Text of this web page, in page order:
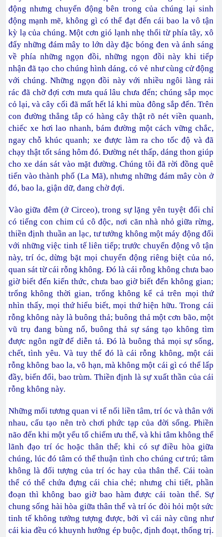
động nhưng chuyển động bên trong của chúng lại sinh
động mạnh mẽ, không gì có thể đạt đến cái bao la vô tận
kỳ lạ của chúng. Một cơn gió lạnh nhẹ thổi từ phía tây, xô
đẩy những đám mây to lớn dày đặc bóng đen và ánh sáng
về phía những ngọn đồi, những ngọn đồi này khi tiếp
nhận đã tạo cho chúng hình dáng, có vẻ như cùng cử động
với chúng. Những ngọn đồi này với nhiều ngôi làng rải
rác đã chờ đợi cơn mưa quá lâu chưa đến; chúng sắp mọc
cỏ lại, và cây cối đã mất hết lá khi mùa đông sắp đến. Trên
con đường thẳng tắp có hàng cây thật rõ nét viền quanh,
chiếc xe hơi lao nhanh, bám đường một cách vững chắc,
ngay chỗ khúc quanh; xe được làm ra cho tốc độ và đã
chạy thật tốt sáng hôm đó. Đường nét thấp, dáng thon giúp
cho xe dán sát vào mặt đường. Chúng tôi đã rời đồng quê
tiến vào thành phố (La Mã), nhưng những đám mây còn ở
đó, bao la, giận dữ, đang chờ đợi.
Vào giữa đêm (ở Circeo), trong sự lặng yên tuyệt đối chỉ
có tiếng con chim cú cô độc, nơi căn nhà nhỏ giữa rừng,
thiền định thuần an lạc, tư tưởng không một máy động đối
với những việc tinh tế liên tiếp; trước chuyển động vô tận
này, trí óc, dừng bặt mọi chuyển động riêng biệt của nó,
quan sát từ cái rỗng không. Đó là cái rỗng không chưa bao
giờ biết đến kiến thức, chưa bao giờ biết đến không gian;
trống không thời gian, trống không kể cả trên mọi thứ
nhìn thấy, mọi thứ hiểu biết, mọi thứ hiện hữu. Trong cái
rỗng không này là buông thả; buông thả một cơn bão, một
vũ trụ đang bùng nổ, buông thả sự sáng tạo không tìm
được ngôn ngữ để diễn tả. Đó là buông thả mọi sự sống,
chết, tình yêu. Và tuy thế đó là cái rỗng không, một cái
rỗng không bao la, vô hạn, mà không một cái gì có thể lấp
đầy, biến đổi, bao trùm. Thiền định là sự xuất thần của cái
rỗng không này.
Những mối tương quan vi tế nối liền tâm, trí óc và thân với
nhau, cấu tạo nên trò chơi phức tạp của đời sống. Phiền
não đến khi một yếu tố chiếm ưu thế, và khi tâm không thể
lãnh đạo trí óc hoặc thân thể; khi có sự điều hòa giữa
chúng, lúc đó tâm có thể thuận tình cho chúng cư trú; tâm
không là đối tượng của trí óc hay của thân thể. Cái toàn
thể có thể chứa đựng cái chia chẻ; nhưng chi tiết, phần
đoạn thì không bao giờ bao hàm được cái toàn thể. Sự
chung sống hài hòa giữa thân thể và trí óc đòi hỏi một sức
tinh tế không tưởng tượng được, bởi vì cái này cũng như
cái kia đều có khuynh hướng ép buộc, định đoạt, thống trị.